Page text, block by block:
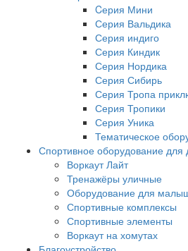
Cерия Мини
Серия Вальдика
Серия индиго
Серия Киндик
Серия Нордика
Серия Сибирь
Серия Тропа
Серия Тропики
Серия Уника
Тематическое
Спортивное оборудование для
Воркаут Лайт
Тренажёры уличные
Оборудование для
Спортивные комплексы
Спортивные элементы
Воркаут на хомутах